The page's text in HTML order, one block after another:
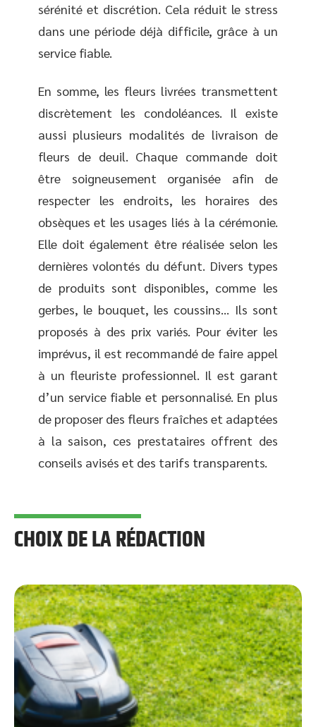
sérénité et discrétion. Cela réduit le stress
dans une période déjà difficile, grâce à un
service fiable.
En somme, les fleurs livrées transmettent
discrètement les condoléances. Il existe
aussi plusieurs modalités de livraison de
fleurs de deuil. Chaque commande doit
être soigneusement organisée afin de
respecter les endroits, les horaires des
obsèques et les usages liés à la cérémonie.
Elle doit également être réalisée selon les
dernières volontés du défunt. Divers types
de produits sont disponibles, comme les
gerbes, le bouquet, les coussins… Ils sont
proposés à des prix variés. Pour éviter les
imprévus, il est recommandé de faire appel
à un fleuriste professionnel. Il est garant
d’un service fiable et personnalisé. En plus
de proposer des fleurs fraîches et adaptées
à la saison, ces prestataires offrent des
conseils avisés et des tarifs transparents.
CHOIX DE LA RÉDACTION